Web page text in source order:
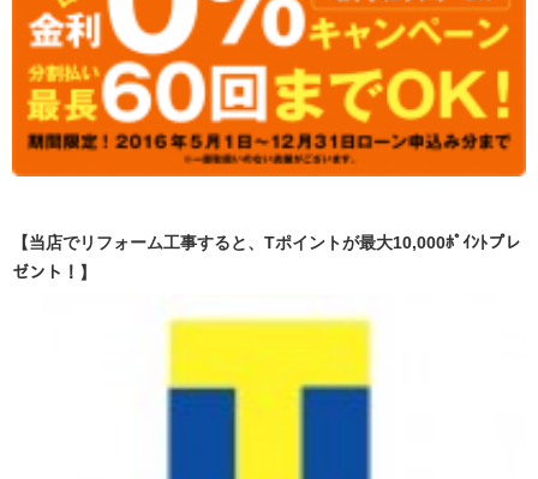
【当店でリフォーム工事すると、Tポイントが最大10,000ﾎﾟｲﾝﾄプレ
ゼント！】